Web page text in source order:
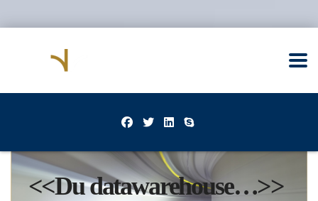
<<Du datawarehouse…>>